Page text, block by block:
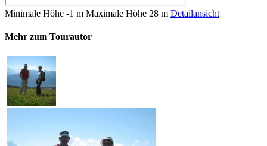
Minimale Höhe -1 m Maximale Höhe 28 m Detailansicht
Mehr zum Tourautor